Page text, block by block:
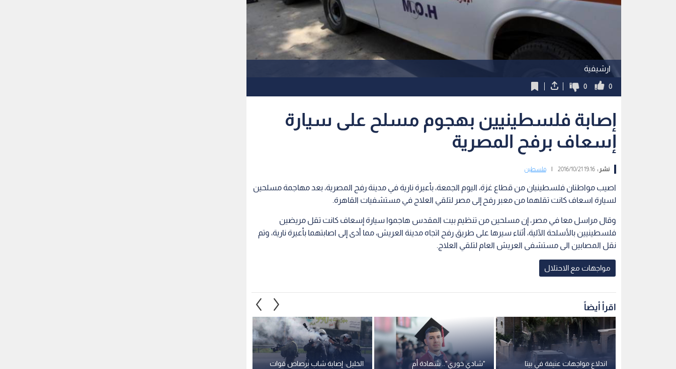
ارشيفية
0
0
إصابة فلسطينيين بهجوم مسلح على سيارة
إسعاف برفح المصرية
نشر :19:16 2016/10/21 فلسطين
اصيب مواطنان فلسطينيان من قطاع غزة، اليوم الجمعة، بأعيرة نارية في مدينة رفح المصرية، بعد مهاجمة مسلحين
لسيارة اسعاف كانت تقلهما من معبر رفح إلى مصر لتلقي العلاج في مستشفيات القاهرة.
وقال مراسل معا في مصر، إن مسلحين من تنظيم بيت المقدس هاجموا سيارة إسعاف كانت تقل مريضين
فلسطينيين بالأسلحة الآلية، أثناء سيرها على طريق رفح اتجاه مدينة العريش، مما أدى إلى اصابتهما بأعيرة نارية، وتم
نقل المصابين الى مستشفى العريش العام لتلقي العلاج.
مواجهات مع الاحتلال
اقرأ أيضاً
الخليل: إصابة شاب برصاص قوات
"شادي خوري".. شهادة أم
اندلاع مواجهات عنيفة في بيتا